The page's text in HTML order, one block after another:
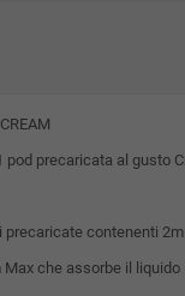
precaricata al gusto
contenenti
che assorbe il